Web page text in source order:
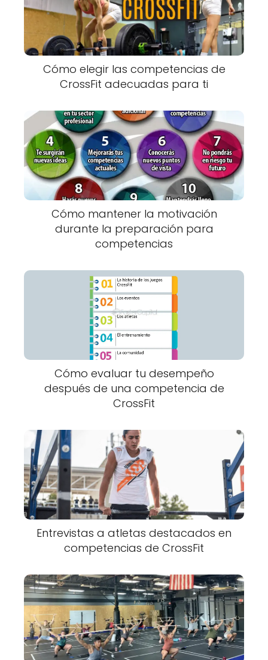
Cómo elegir las competencias de
CrossFit adecuadas para ti
Cómo mantener la motivación
durante la preparación para
competencias
Cómo evaluar tu desempeño
después de una competencia de
CrossFit
Entrevistas a atletas destacados en
competencias de CrossFit